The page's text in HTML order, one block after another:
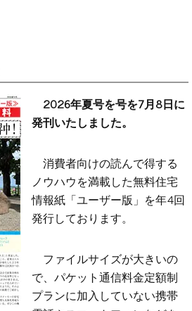
2026年夏号を号を7月8日に
発刊いたしました。
消費者向けの読んで得する
ノウハウを満載した無料住宅
情報紙「ユーザー版」を年4回
発行しております。
ファイルサイズが大きいの
で、パケット通信料金定額制
プランに加入していない携帯